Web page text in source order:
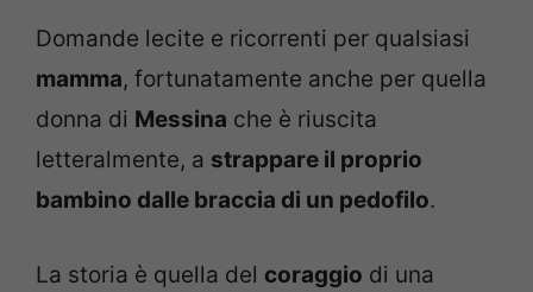
Domande lecite e ricorrenti per qualsiasi
mamma, fortunatamente anche per quella
donna di Messina che è riuscita
letteralmente, a strappare il proprio
bambino dalle braccia di un pedofilo.
La storia è quella del coraggio di una